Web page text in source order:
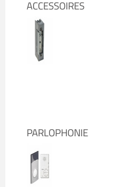
ACCESSOIRES
PARLOPHONIE